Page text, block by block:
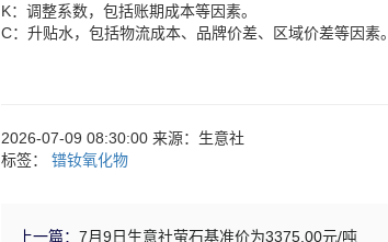
K：调整系数，包括账期成本等因素。
C：升贴水，包括物流成本、品牌价差、区域价差等因素。
2026-07-09 08:30:00 来源：生意社
标签： 镨钕氧化物
上一篇： 7月9日生意社萤石基准价为3375.00元/吨